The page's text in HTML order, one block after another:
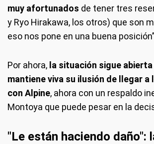
muy afortunados de tener tres
y Ryo Hirakawa, los otros) que son
eso nos pone en una buena
Por ahora, la situación sigue
mantiene viva su ilusión de llegar a
con Alpine, ahora con un respaldo
Montoya que puede pesar en la
"Le están haciendo daño":